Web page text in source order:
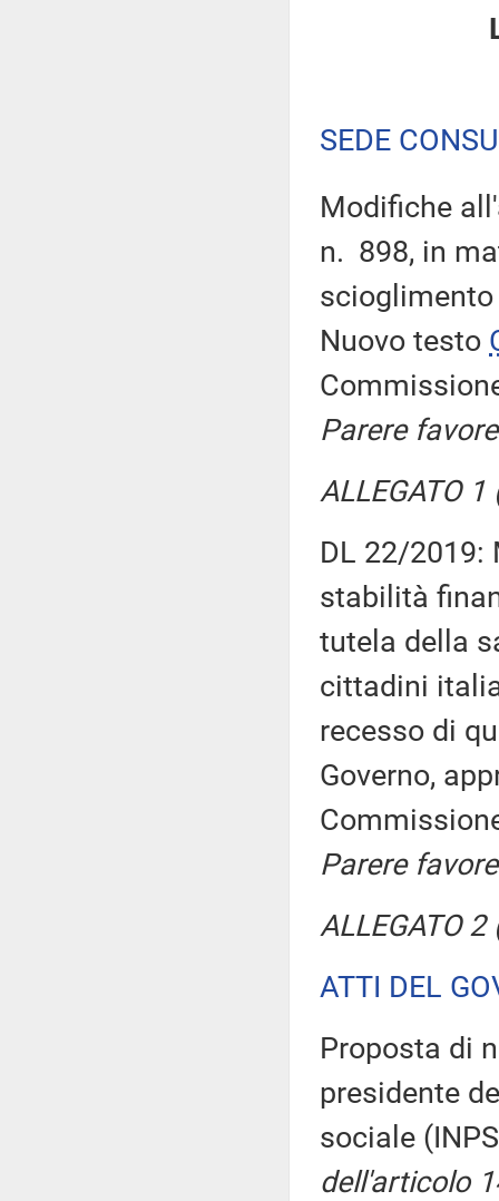
SEDE
Modifiche
n. 898, in
Nuovo testo
Parere
ALLEGATO
DL 22/2019:
stabilità
tutela della
cittadini
recesso di
Governo,
Parere
ALLEGATO
ATTI DEL
Proposta di
presidente
sociale
dell'articolo